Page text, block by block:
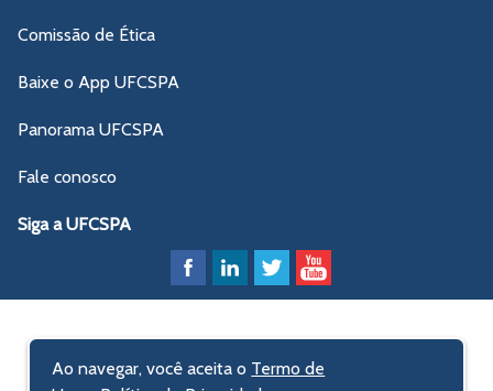
Comissão de Ética
Baixe o App UFCSPA
Panorama UFCSPA
Fale conosco
Siga a UFCSPA
Ao navegar, você aceita o Termo de